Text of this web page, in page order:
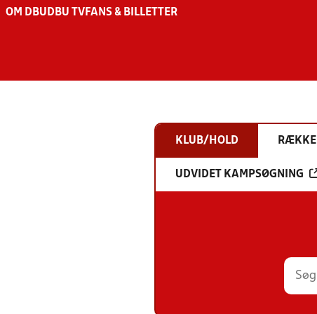
OM DBU DBU TV FANS & BILLETTER
KLUB/HOLD RÆKKE
UDVIDET KAMPSØGNING